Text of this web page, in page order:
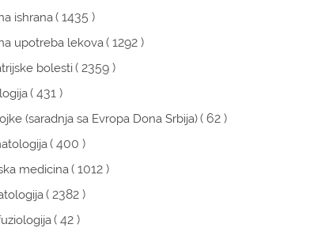
ishrana( 1435 )
upotreba lekova( 1292 )
bolesti( 2359 )
( 431 )
(saradnja sa Evropa Dona Srbija)( 62 )
( 400 )
medicina( 1012 )
( 2382 )
( 42 )